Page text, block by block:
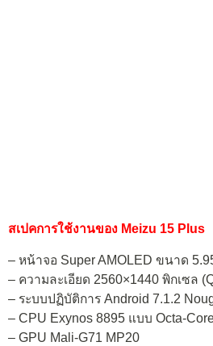
สเปคการใช้งานของ Meizu 15 Plus
– หน้าจอ Super AMOLED ขนาด
– ความละเอียด 2560×1440 พิกเซล
– ระบบปฏิบัติการ Android 7.1.2
– CPU Exynos 8895 แบบ Octa-
– GPU Mali-G71 MP20